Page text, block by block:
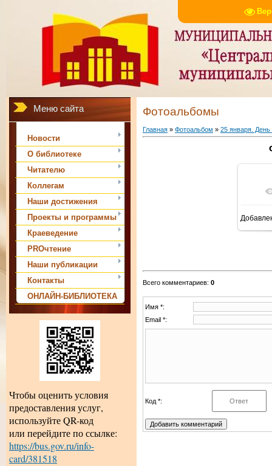
Меню сайта
Новости
О библиотеке
Читателю
Коллегам
Наши достижения
Проекты и программы
Краеведение
PROчтение
Наши публикации
Контакты
ОНЛАЙН-БИБЛИОТЕКА
Чтобы оценить условия
предоставления услуг,
используйте QR-код
или перейдите по ссылке:
https://bus.gov.ru/info-
card/381518
Фотоальбомы
Главная » Фотоальбом » 25 января.
Всего комментариев: 0
Имя *:
Email *:
Код *: